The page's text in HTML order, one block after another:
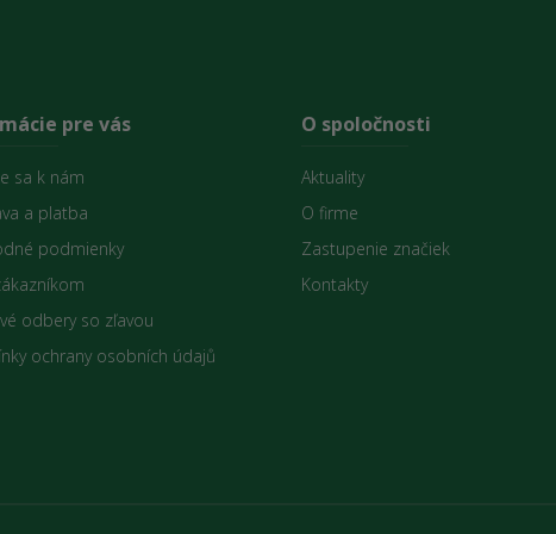
pre vás
sa k nám
a platba
podmienky
odbery so zľavou
ochrany osobních údajů
O spoločnosti
Aktuality
O firme
Zastupenie značiek
Kontakty